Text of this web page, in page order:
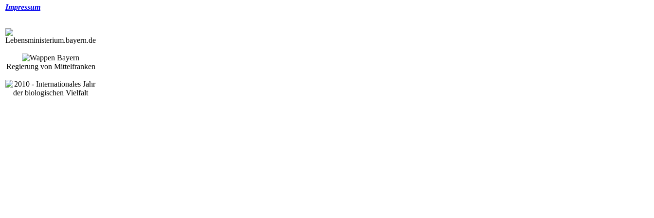
Impressum
Regierung von Mittelfranken